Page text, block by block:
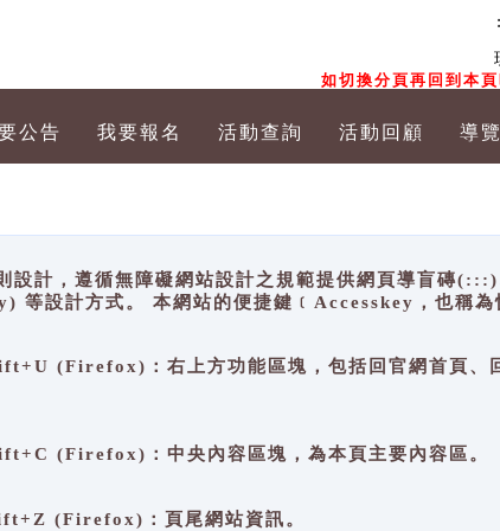
如切換分頁再回到本
公告 我要報名 活動查詢 活動回顧 導
設計，遵循無障礙網站設計之規範提供網頁導盲磚
設計方式。 本網站的便捷鍵﹝Accesskey，也稱為
(Firefox)：右上方功能區塊，包括回官網首頁、
(Firefox)：中央內容區塊，為本頁主要內容區。
(Firefox)：頁尾網站資訊。